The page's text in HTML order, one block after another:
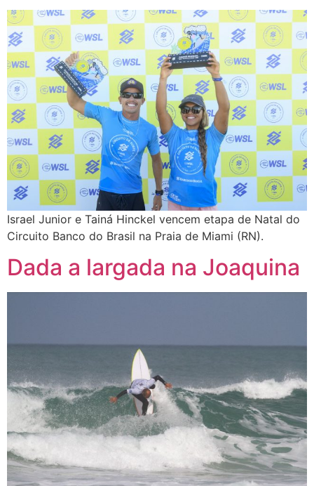
Israel Junior e Tainá Hinckel vencem etapa de Natal do
Circuito Banco do Brasil na Praia de Miami (RN).
Dada a largada na Joaquina